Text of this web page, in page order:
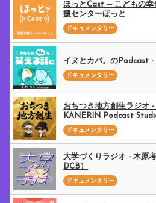
ほっとCast ─ こどもの幸
援センターほっと
ドキュメンタリー
イヌとカバ。のPodcast -
ドキュメンタリー
おちつき地方創生ラジオ
KANERIN Podcast
ドキュメンタリー
大学づくりラジオ - 木原
DCB）
ドキュメンタリー